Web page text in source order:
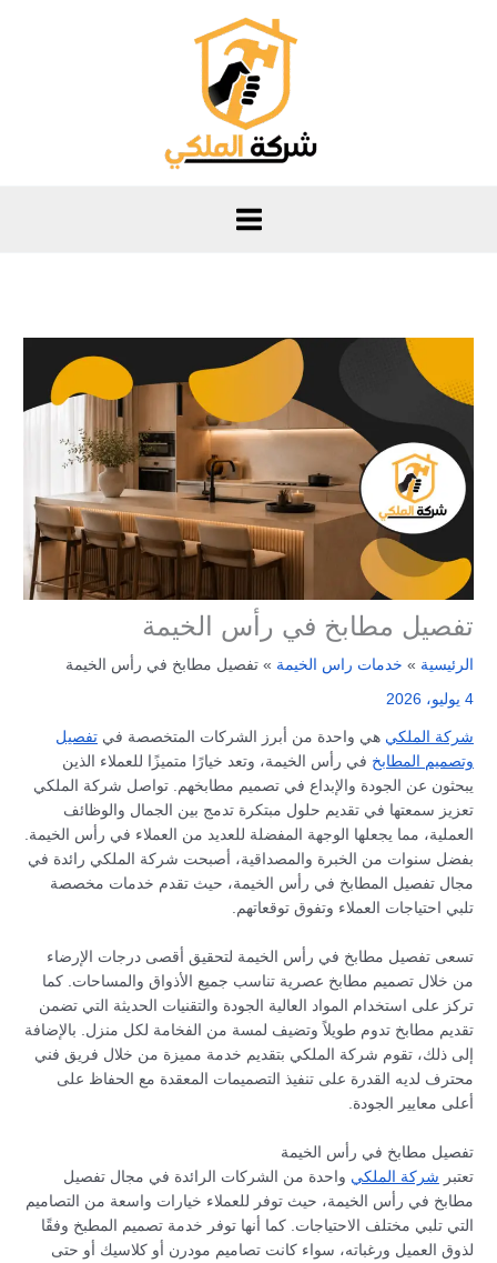
تفصيل مطابخ في رأس الخيمة
الرئيسية خدمات راس الخيمة تفصيل مطابخ في رأس الخيمة
4 يوليو، 2026
شركة الملكي هي واحدة من أبرز الشركات المتخصصة فيتفصيل
وتصميم المطابخ في رأس الخيمة، وتعد خيارًا متميزًا للعملاء الذين
يبحثون عن الجودة والإبداع في تصميم مطابخهم. تواصل شركة الملكي
تعزيز سمعتها في تقديم حلول مبتكرة تدمج بين الجمال والوظائف
العملية، مما يجعلها الوجهة المفضلة للعديد من العملاء في رأس الخيمة.
بفضل سنوات من الخبرة والمصداقية، أصبحت شركة الملكي رائدة في
مجال تفصيل المطابخ في رأس الخيمة، حيث تقدم خدمات مخصصة
تلبي احتياجات العملاء وتفوق توقعاتهم.
تسعى تفصيل مطابخ في رأس الخيمة لتحقيق أقصى درجات الإرضاء
من خلال تصميم مطابخ عصرية تناسب جميع الأذواق والمساحات. كما
تركز على استخدام المواد العالية الجودة والتقنيات الحديثة التي تضمن
تقديم مطابخ تدوم طويلاً وتضيف لمسة من الفخامة لكل منزل. بالإضافة
إلى ذلك، تقوم شركة الملكي بتقديم خدمة مميزة من خلال فريق فني
محترف لديه القدرة على تنفيذ التصميمات المعقدة مع الحفاظ على
أعلى معايير الجودة.
تفصيل مطابخ في رأس الخيمة
تعتبر شركة الملكي واحدة من الشركات الرائدة في مجال تفصيل
مطابخ في رأس الخيمة، حيث توفر للعملاء خيارات واسعة من التصاميم
التي تلبي مختلف الاحتياجات. كما أنها توفر خدمة تصميم المطبخ وفقًا
لذوق العميل ورغباته، سواء كانت تصاميم مودرن أو كلاسيك أو حتى